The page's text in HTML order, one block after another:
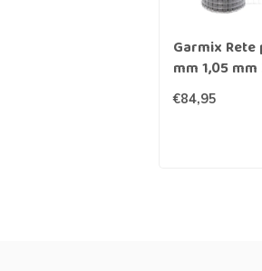
Garmix
mm 1,05
zincata
€84,95